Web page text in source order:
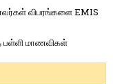
விபரங்களை EMIS
பள்ளி மாணவிகள்